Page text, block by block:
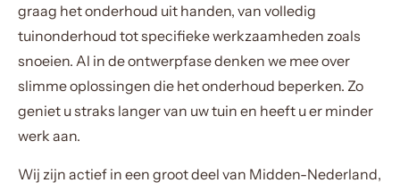
graag het onderhoud uit handen, van volledig
tuinonderhoud tot specifieke werkzaamheden zoals
snoeien. Al in de ontwerpfase denken we mee over
slimme oplossingen die het onderhoud beperken. Zo
geniet u straks langer van uw tuin en heeft u er minder
werk aan.
Wij zijn actief in een groot deel van Midden-Nederland,